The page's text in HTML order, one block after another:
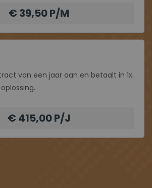
€ 39,50 P/M
van een jaar aan en betaalt in 1x.
€ 415,00 P/J